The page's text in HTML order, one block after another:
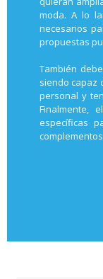
moda. A lo
necesarios
propuestas
También
siendo capaz
personal y
Finalmente,
específicas